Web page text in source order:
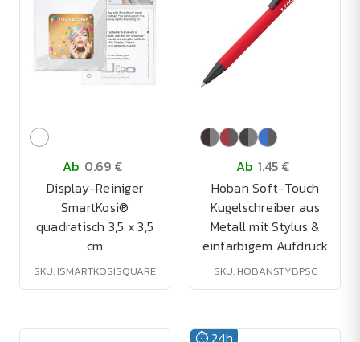
Ab 0.69 €
Display-Reiniger
SmartKosi®
quadratisch 3,5 x 3,5
cm
SKU: ISMARTKOSISQUARE
Ab 1.45 €
Hoban Soft-Touch
Kugelschreiber aus
Metall mit Stylus &
einfarbigem Aufdruck
SKU: HOBANSTYBPSC
⏱️ 24h